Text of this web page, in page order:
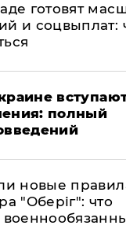
готовят
и соцвыплат:
полный
новые
"Оберіг": что